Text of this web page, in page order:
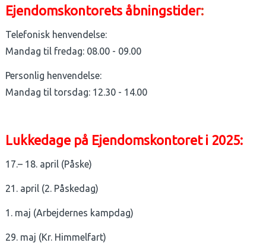
Ejendomskontorets åbningstider:
Telefonisk henvendelse:
Mandag til fredag: 08.00 - 09.00
Personlig henvendelse:
Mandag til torsdag: 12.30 - 14.00
Lukkedage på Ejendomskontoret i 2025:
17.– 18. april (Påske)
21. april (2. Påskedag)
1. maj (Arbejdernes kampdag)
29. maj (Kr. Himmelfart)